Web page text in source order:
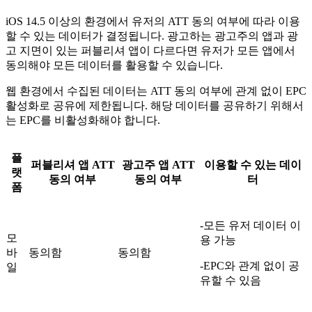
iOS 14.5 이상의 환경에서 유저의 ATT 동의 여부에 따라 이용
할 수 있는 데이터가 결정됩니다. 광고하는 광고주의 앱과 광
고 지면이 있는 퍼블리셔 앱이 다르다면 유저가 모든 앱에서
동의해야 모든 데이터를 활용할 수 있습니다.
웹 환경에서 수집된 데이터는 ATT 동의 여부에 관계 없이 EPC
활성화로 공유에 제한됩니다. 해당 데이터를 공유하기 위해서
는 EPC를 비활성화해야 합니다.
플
랫
폼
퍼블리셔 앱 ATT
동의 여부
광고주 앱 ATT
동의 여부
이용할 수 있는 데이
터
모
바
일
동의함 동의함
-모든 유저 데이터 이
용 가능
-EPC와 관계 없이 공
유할 수 있음